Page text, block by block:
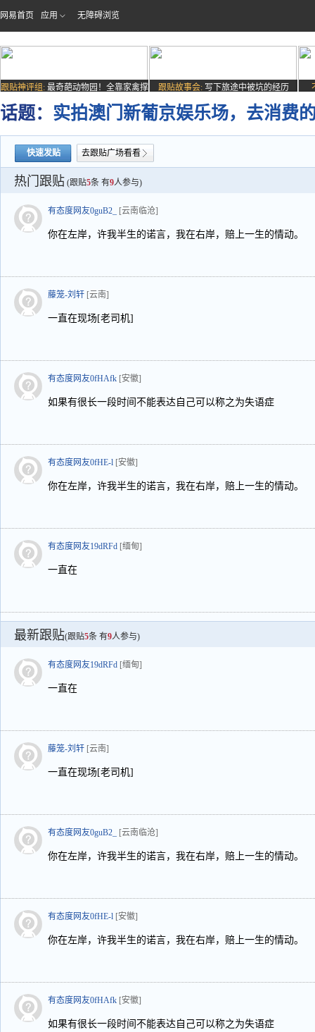
网易首页 应用 无障碍浏览
跟贴神评组: 最奇葩动物园！全靠家禽撑
场子
跟贴故事会: 写下旅途中被坑的经历
话题： 实拍澳门新葡京娱乐场，去消费
快速发贴 去跟贴广场看看
热门跟贴 (跟贴5条 有9人参与)
有态度网友0guB2_ [云南临沧]
你在左岸，许我半生的诺言，我在右岸，赔上一生的情动。
藤笼-刘轩 [云南]
一直在现场[老司机]
有态度网友0fHAfk [安徽]
如果有很长一段时间不能表达自己可以称之为失语症
有态度网友0fHE-l [安徽]
你在左岸，许我半生的诺言，我在右岸，赔上一生的情动。
有态度网友19dRFd [缅甸]
一直在
最新跟贴(跟贴5条 有9人参与)
有态度网友19dRFd [缅甸]
一直在
藤笼-刘轩 [云南]
一直在现场[老司机]
有态度网友0guB2_ [云南临沧]
你在左岸，许我半生的诺言，我在右岸，赔上一生的情动。
有态度网友0fHE-l [安徽]
你在左岸，许我半生的诺言，我在右岸，赔上一生的情动。
有态度网友0fHAfk [安徽]
如果有很长一段时间不能表达自己可以称之为失语症